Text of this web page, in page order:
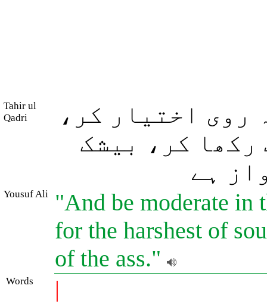
Tahir ul
Qadri
اختیار کر،
رکھا کر، بیشک
ہے
Yousuf Ali
"And be moderate in
for the harshest of
of the ass."
Words |